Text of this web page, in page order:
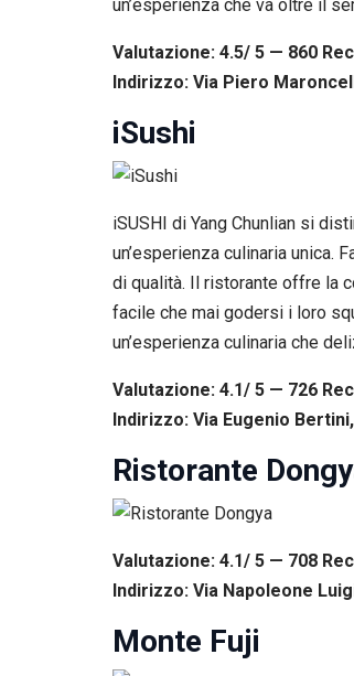
un’esperienza che va oltre il
Valutazione: 4.5/ 5 — 860 R
Indirizzo: Via Piero
iSushi
iSUSHI di Yang Chunlian si
un’esperienza culinaria
di qualità. Il ristorante offre la
facile che mai godersi i loro
un’esperienza culinaria che
Valutazione: 4.1/ 5 — 726 R
Indirizzo: Via Eugenio
Ristorante
Valutazione: 4.1/ 5 — 708 R
Indirizzo: Via Napoleone
Monte Fuji